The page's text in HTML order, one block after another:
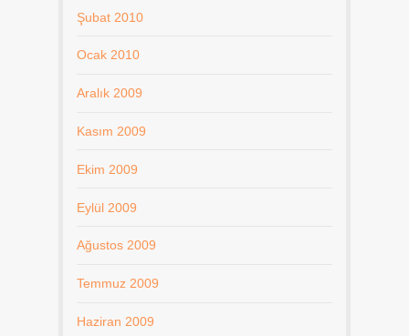
Şubat 2010
Ocak 2010
Aralık 2009
Kasım 2009
Ekim 2009
Eylül 2009
Ağustos 2009
Temmuz 2009
Haziran 2009